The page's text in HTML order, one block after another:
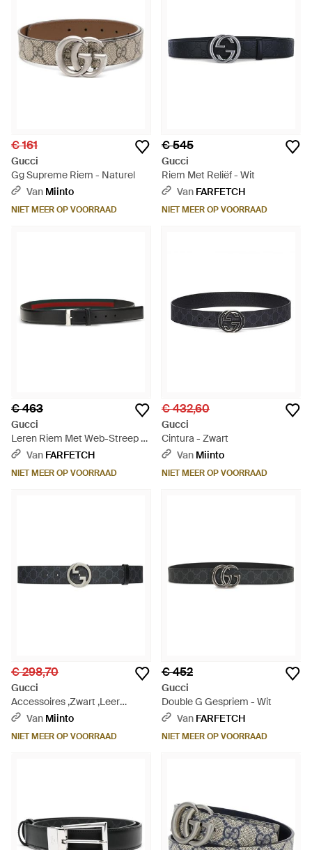
€ 161
Gucci
Gg Supreme Riem - Naturel
Van Miinto
NIET MEER OP VOORRAAD
€ 545
Gucci
Riem Met Reliëf - Wit
Van FARFETCH
NIET MEER OP VOORRAAD
€ 463
Gucci
Leren Riem Met Web-Streep -
Wit Van FARFETCH
NIET MEER OP VOORRAAD
€ 432,60
Gucci
Cintura - Zwart
Van Miinto
NIET MEER OP VOORRAAD
€ 298,70
Gucci
Accessoires ,Zwart ,Leer
Blondie Riem - Zwart
Van Miinto
NIET MEER OP VOORRAAD
€ 452
Gucci
Double G Gespriem - Wit
Van FARFETCH
NIET MEER OP VOORRAAD